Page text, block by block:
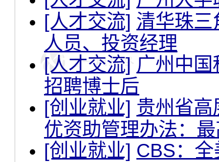
[人才交流] 清华珠三
人员、投资经理
[人才交流] 广州中
招聘博士后
[创业就业] 贵州省
优资助管理办法：
[创业就业] CBS：